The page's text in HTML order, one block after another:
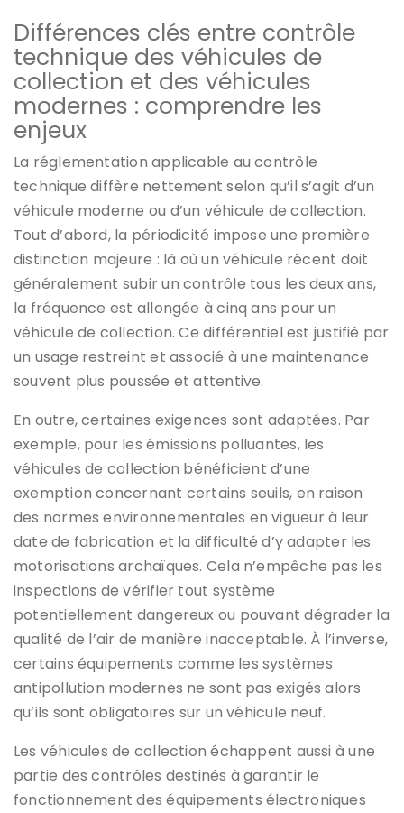
Différences clés entre contrôle
technique des véhicules de
collection et des véhicules
modernes : comprendre les
enjeux
La réglementation applicable au contrôle
technique diffère nettement selon qu’il s’agit d’un
véhicule moderne ou d’un véhicule de collection.
Tout d’abord, la périodicité impose une première
distinction majeure : là où un véhicule récent doit
généralement subir un contrôle tous les deux ans,
la fréquence est allongée à cinq ans pour un
véhicule de collection. Ce différentiel est justifié par
un usage restreint et associé à une maintenance
souvent plus poussée et attentive.
En outre, certaines exigences sont adaptées. Par
exemple, pour les émissions polluantes, les
véhicules de collection bénéficient d’une
exemption concernant certains seuils, en raison
des normes environnementales en vigueur à leur
date de fabrication et la difficulté d’y adapter les
motorisations archaïques. Cela n’empêche pas les
inspections de vérifier tout système
potentiellement dangereux ou pouvant dégrader la
qualité de l’air de manière inacceptable. À l’inverse,
certains équipements comme les systèmes
antipollution modernes ne sont pas exigés alors
qu’ils sont obligatoires sur un véhicule neuf.
Les véhicules de collection échappent aussi à une
partie des contrôles destinés à garantir le
fonctionnement des équipements électroniques